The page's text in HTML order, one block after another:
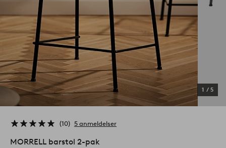
1 / 5
10 5 anmeldelser
MORRELL barstol 2-pak